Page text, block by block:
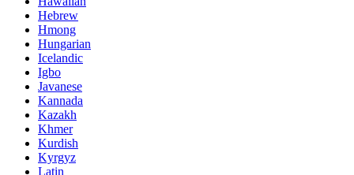
Hebrew
Hmong
Hungarian
Icelandic
Igbo
Javanese
Kannada
Kazakh
Khmer
Kurdish
Kyrgyz
Latin